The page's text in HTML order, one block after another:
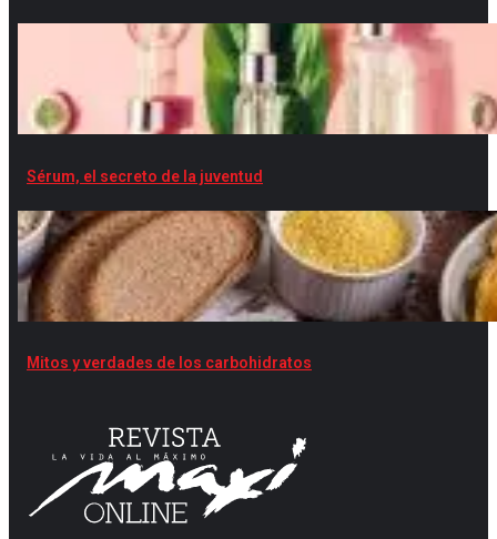
Sérum, el secreto de la juventud
Mitos y verdades de los carbohidratos